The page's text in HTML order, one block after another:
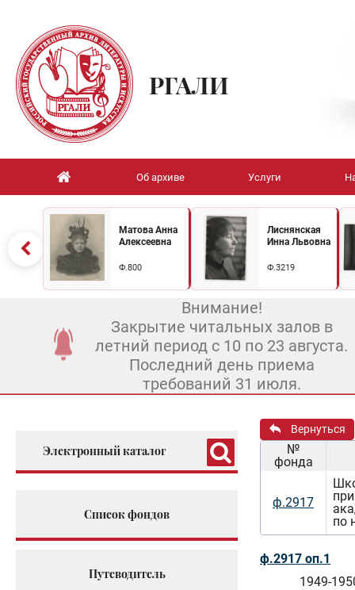
РГАЛИ
Об архиве Услуги
Матова Анна
Алексеевна
Ф.800
Лиснянская
Инна Львовна
Ф.3219
Внимание!
Закрытие читальных залов в
летний период с 10 по 23 августа.
Последний день приема
требований 31 июля.
Электронный каталог
Список фондов
Путеводитель
Вернуться
№
фонда
ф.2917
по
ф.2917 оп.1
1949-